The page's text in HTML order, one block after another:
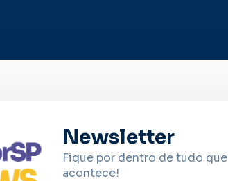
Newsletter
Fique por dentro de tudo que
acontece!